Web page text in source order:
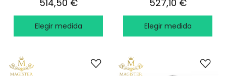
514,50 €
Elegir medida
527,10 €
Elegir medida